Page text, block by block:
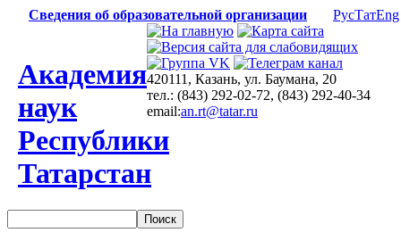
Сведения об образовательной организации РусТатEng
Академия
наук
Республики
Татарстан
420111, Казань, ул. Баумана, 20
тел.: (843) 292-02-72, (843) 292-40-34
email:an.rt@tatar.ru